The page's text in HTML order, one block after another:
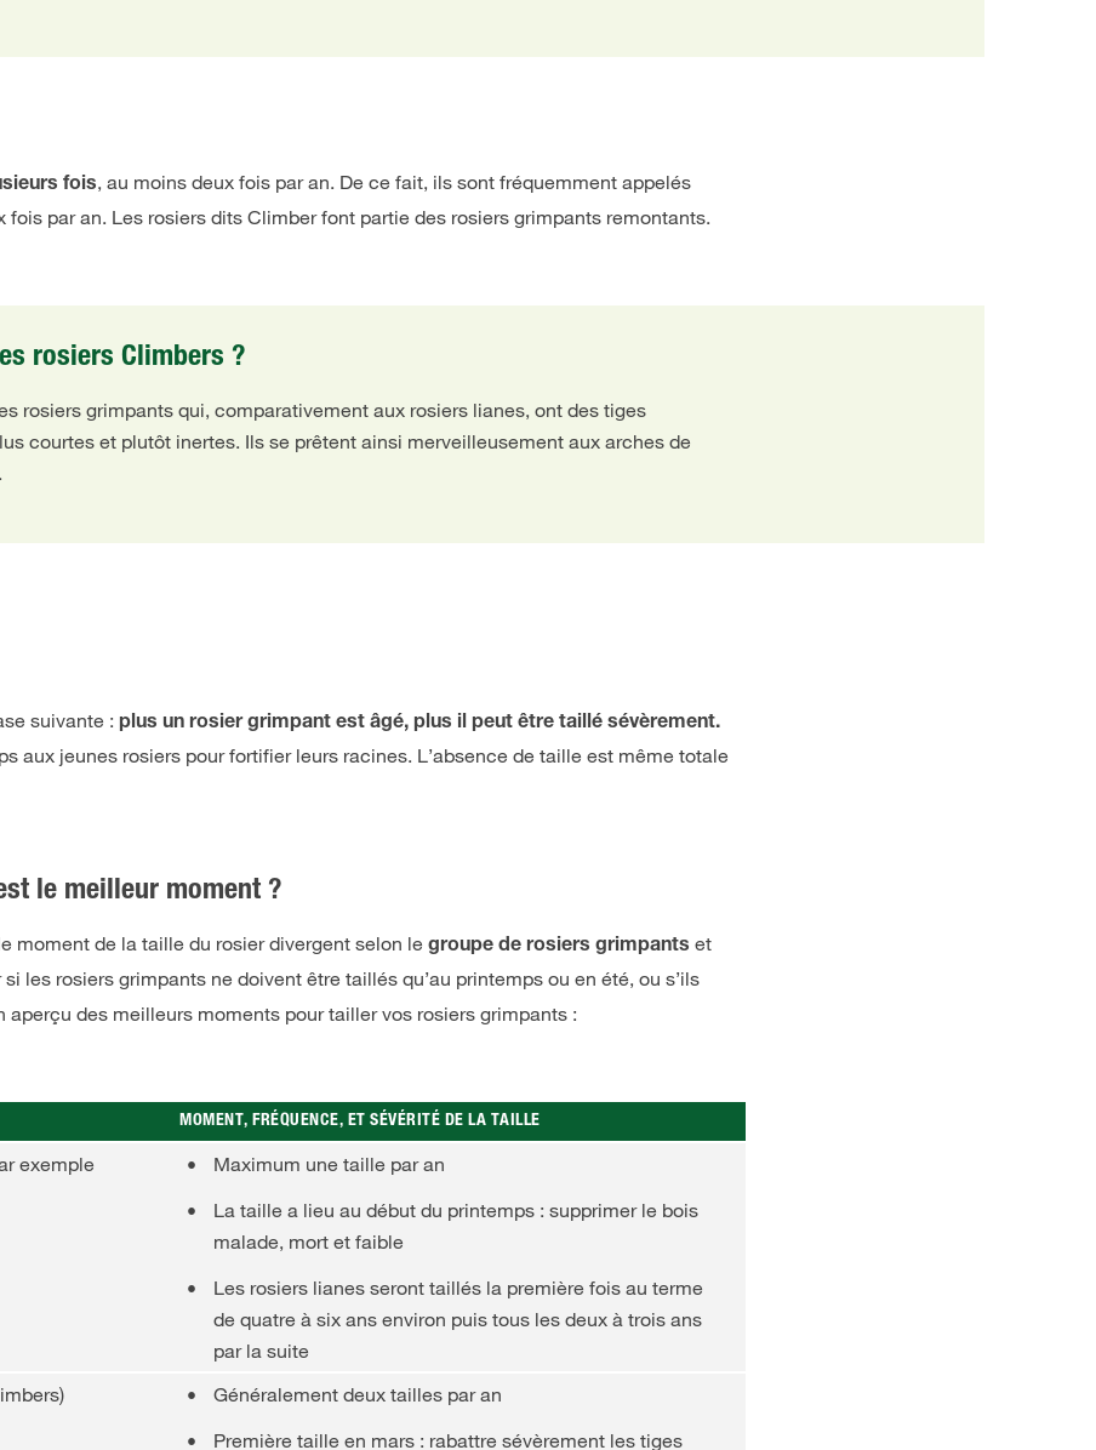
fois, au moins deux fois par an. De ce fait, ils sont fréquemment appelés
par an. Les rosiers dits Climber font partie des rosiers grimpants remontants.
rosiers Climbers ?
rosiers grimpants qui, comparativement aux rosiers lianes, ont des tiges
courtes et plutôt inertes. Ils se prêtent ainsi merveilleusement aux arches de
suivante : plus un rosier grimpant est âgé, plus il peut être taillé sévèrement.
aux jeunes rosiers pour fortifier leurs racines. L’absence de taille est même totale
le meilleur moment ?
moment de la taille du rosier divergent selon le groupe de rosiers grimpants et
les rosiers grimpants ne doivent être taillés qu’au printemps ou en été, ou s’ils
aperçu des meilleurs moments pour tailler vos rosiers grimpants :
MOMENT, FRÉQUENCE, ET SÉVÉRITÉ DE LA TAILLE
exemple
Maximum une taille par an
La taille a lieu au début du printemps : supprimer le bois
malade, mort et faible
Les rosiers lianes seront taillés la première fois au terme
de quatre à six ans environ puis tous les deux à trois ans
par la suite
Généralement deux tailles par an
Première taille en mars : rabattre sévèrement les tiges